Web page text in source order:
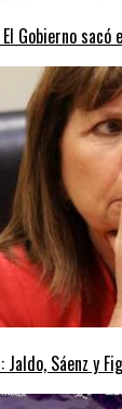
Gobierno
Jaldo, Sáenz y